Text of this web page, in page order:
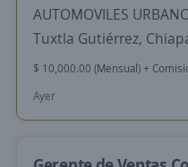
AUTOMOVILES
Tuxtla Gutiérrez,
$ 10,000.00 (Mensual) +
Ayer